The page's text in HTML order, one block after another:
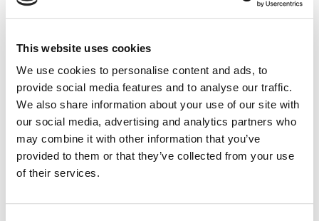
This website uses cookies
We use cookies to personalise content and ads, to
provide social media features and to analyse our traffic.
We also share information about your use of our site with
our social media, advertising and analytics partners who
may combine it with other information that you’ve
provided to them or that they’ve collected from your use
of their services.
musisz śledzić ich doświadczenia i nieustannie
Dane kontaktowe

questus
91-811 Łódź